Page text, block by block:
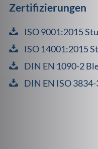
Zertifizierungen
ISO 9001:2015
ISO 14001:2015
DIN EN 1090-2
DIN EN ISO